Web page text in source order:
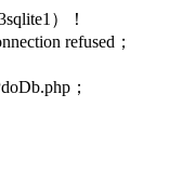
）！
refused；
；